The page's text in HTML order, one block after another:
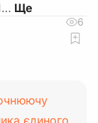
6
єдиного